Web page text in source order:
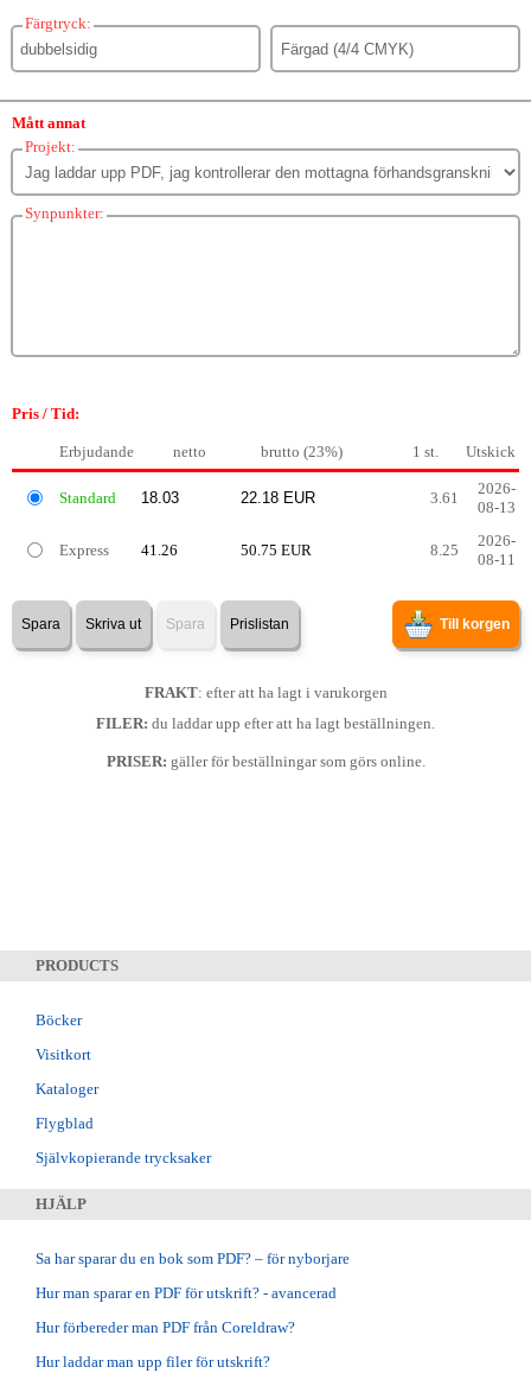
Färgtryck:
Mått annat
Projekt:
Synpunkter:
Pris / Tid:
Erbjudande netto brutto (23%) 1 st. Utskick
Standard 3.61
2026-
08-13
Express 41.26 50.75 EUR 8.25
2026-
08-11
Spara Skriva ut Spara Prislistan Till korgen
FRAKT: efter att ha lagt i varukorgen
FILER: du laddar upp efter att ha lagt beställningen.
PRISER: gäller för beställningar som görs online.
PRODUCTS
Böcker
Visitkort
Kataloger
Flygblad
Självkopierande trycksaker
HJÄLP
Sa har sparar du en bok som PDF? – för nyborjare
Hur man sparar en PDF för utskrift? - avancerad
Hur förbereder man PDF från Coreldraw?
Hur laddar man upp filer för utskrift?